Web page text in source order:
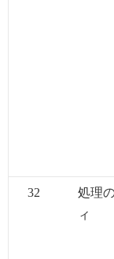
32
処理
ィ